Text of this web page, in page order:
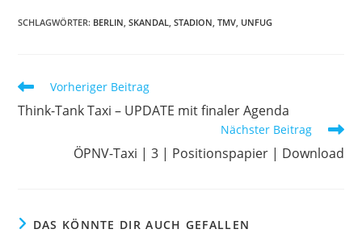
SCHLAGWÖRTER: BERLIN SKANDAL STADION TMV UNFUG
Weitere
ansehen
Vorheriger Beitrag
Think-Tank Taxi – UPDATE mit finaler Agenda
Nächster Beitrag
ÖPNV-Taxi | 3 | Positionspapier | Download
DAS KÖNNTE DIR AUCH GEFALLEN